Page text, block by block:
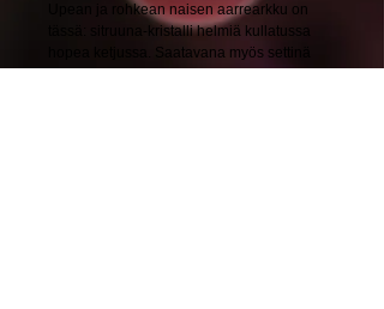
Upean ja rohkean naisen aarrearkku on
tässä: sitruuna-kristalli helmiä kullatussa
hopea ketjussa. Saatavana myös settinä